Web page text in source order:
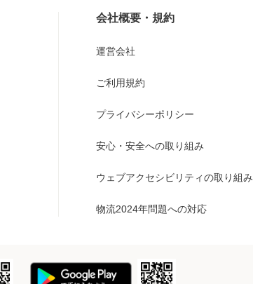
会社概要・規約
運営会社
ご利用規約
プライバシーポリシー
安心・安全への取り組み
ウェブアクセシビリティの取り組み
物流2024年問題への対応